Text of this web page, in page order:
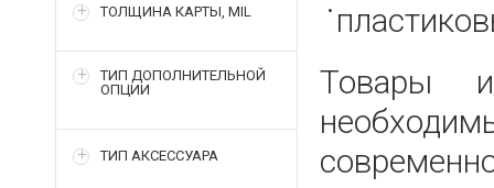
ТОЛЩИНА КАРТЫ, MIL
ТИП ДОПОЛНИТЕЛЬНОЙ
ОПЦИИ
ТИП АКСЕССУАРА
Товары